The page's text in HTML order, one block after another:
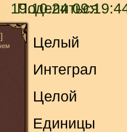
Поделиться
19.10.24
Целый
Интеграл
Целой
Единицы